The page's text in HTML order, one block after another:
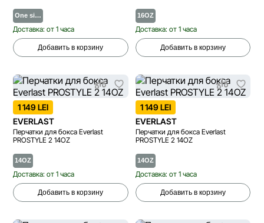
One si…
Доставка: от 1 часа
Добавить в корзину
16OZ
Доставка: от 1 часа
Добавить в корзину
1 149 LEI
EVERLAST
Перчатки для бокса Everlast
PROSTYLE 2 14OZ
14OZ
Доставка: от 1 часа
Добавить в корзину
1 149 LEI
EVERLAST
Перчатки для бокса Everlast
PROSTYLE 2 14OZ
14OZ
Доставка: от 1 часа
Добавить в корзину